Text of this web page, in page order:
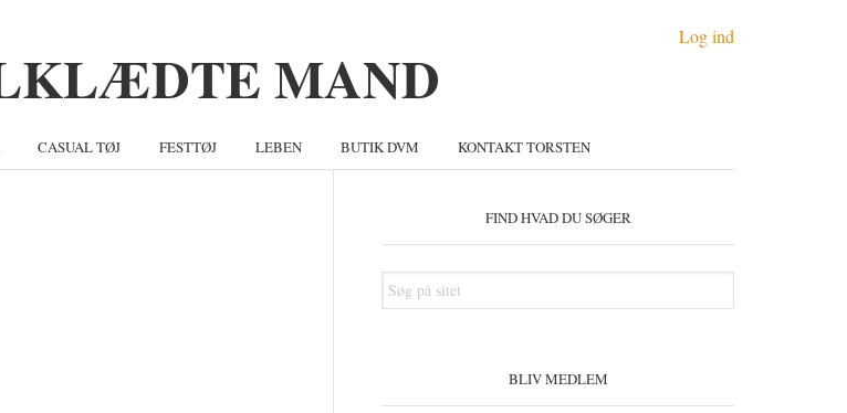
Log ind
CASUAL TØJ FESTTØJ LEBEN BUTIK DVM KONTAKT TORSTEN
FIND HVAD DU SØGER
Søg
på
BLIV MEDLEM